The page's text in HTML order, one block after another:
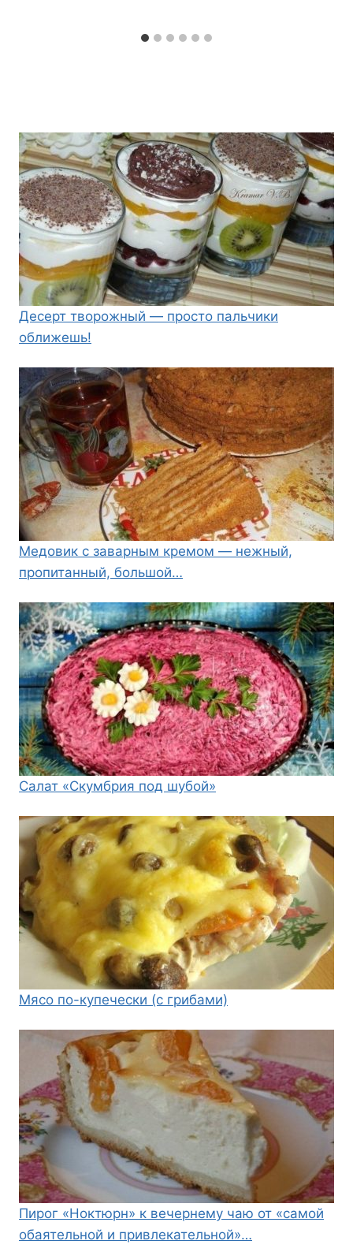
Десерт творожный — просто пальчики
оближешь!
Медовик с заварным кремом — нежный,
пропитанный, большой…
Салат «Скумбрия под шубой»
Мясо по-купечески (с грибами)
Пирог «Ноктюрн» к вечернему чаю от «самой
обаятельной и привлекательной»…